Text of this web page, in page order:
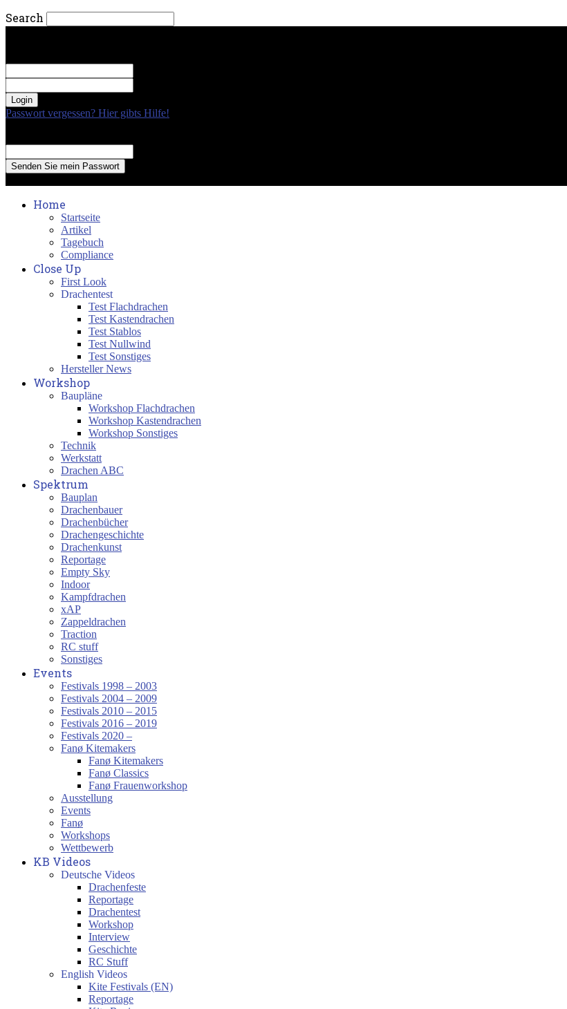
Search
Passwort vergessen? Hier gibts Hilfe!
Home
Startseite
Artikel
Tagebuch
Compliance
Close Up
First Look
Drachentest
Test Flachdrachen
Test Kastendrachen
Test Stablos
Test Nullwind
Test Sonstiges
Hersteller News
Workshop
Baupläne
Workshop Flachdrachen
Workshop Kastendrachen
Workshop Sonstiges
Technik
Werkstatt
Drachen ABC
Spektrum
Bauplan
Drachenbauer
Drachenbücher
Drachengeschichte
Drachenkunst
Reportage
Empty Sky
Indoor
Kampfdrachen
xAP
Zappeldrachen
Traction
RC stuff
Sonstiges
Events
Festivals 1998 – 2003
Festivals 2004 – 2009
Festivals 2010 – 2015
Festivals 2016 – 2019
Festivals 2020 –
Fanø Kitemakers
Fanø Kitemakers
Fanø Classics
Fanø Frauenworkshop
Ausstellung
Events
Fanø
Workshops
Wettbewerb
KB Videos
Deutsche Videos
Drachenfeste
Reportage
Drachentest
Workshop
Interview
Geschichte
RC Stuff
English Videos
Kite Festivals (EN)
Reportage